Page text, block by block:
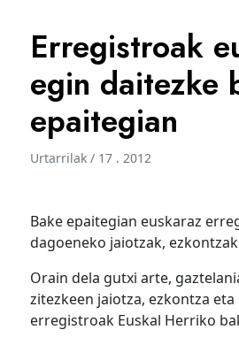
Erregistroak
egin daitezke
epaitegian
Urtarrilak / 17 . 2012
Bake epaitegian euskaraz
dagoeneko jaiotzak,
Orain dela gutxi arte,
zitezkeen jaiotza, ezkontza
erregistroak Euskal Herriko